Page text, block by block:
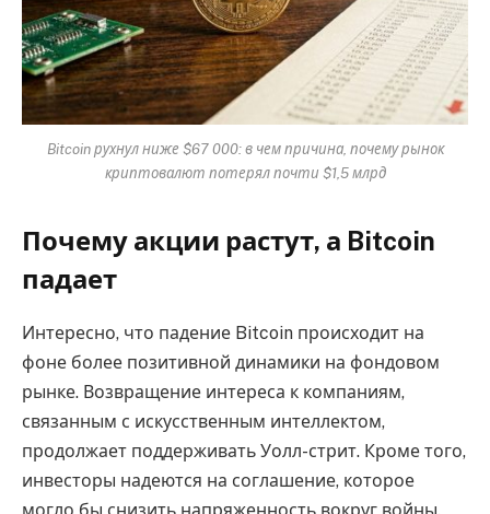
Bitcoin рухнул ниже $67 000: в чем причина, почему рынок
криптовалют потерял почти $1,5 млрд
Почему акции растут, а Bitcoin
падает
Интересно, что падение Bitcoin происходит на
фоне более позитивной динамики на фондовом
рынке. Возвращение интереса к компаниям,
связанным с искусственным интеллектом,
продолжает поддерживать Уолл-стрит. Кроме того,
инвесторы надеются на соглашение, которое